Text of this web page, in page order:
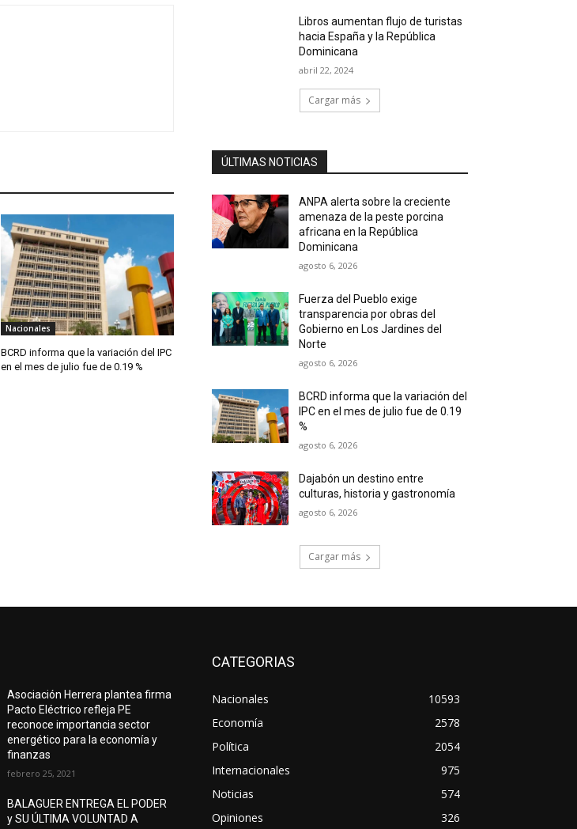
Nacionales
BCRD informa que la variación del IPC
en el mes de julio fue de 0.19 %
Libros aumentan flujo de turistas
hacia España y la República
Dominicana
abril 22, 2024
Cargar más
ÚLTIMAS NOTICIAS
ANPA alerta sobre la creciente
amenaza de la peste porcina
africana en la República
Dominicana
agosto 6, 2026
Fuerza del Pueblo exige
transparencia por obras del
Gobierno en Los Jardines del
Norte
agosto 6, 2026
BCRD informa que la variación del
IPC en el mes de julio fue de 0.19
%
agosto 6, 2026
Dajabón un destino entre
culturas, historia y gastronomía
agosto 6, 2026
Cargar más
Asociación Herrera plantea firma
Pacto Eléctrico refleja PE
reconoce importancia sector
energético para la economía y
finanzas
febrero 25, 2021
BALAGUER ENTREGA EL PODER
y SU ÚLTIMA VOLUNTAD A
CATEGORIAS
Nacionales
10593
Economía
2578
Política
2054
Internacionales
975
Noticias
574
Opiniones
326